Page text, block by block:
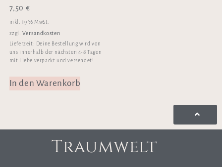
7,50 €
inkl. 19 % MwSt.
zzgl.Versandkosten
Lieferzeit: Deine Bestellung wird von
uns innerhalb der nächsten 4-8 Tagen
mit Liebe verpackt und versendet!
In den Warenkorb
Traumwelt